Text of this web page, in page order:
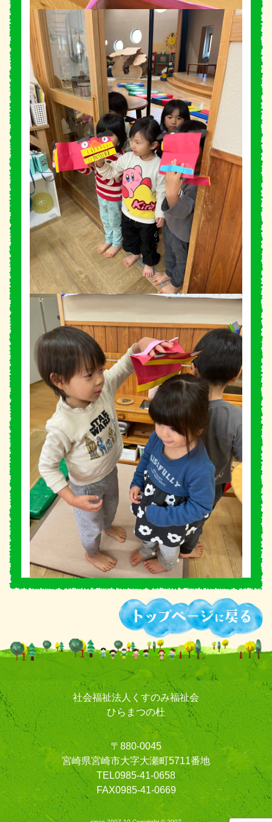
社会福祉法人くすのみ福祉会
ひらまつの杜
〒880-0045
宮崎県宮崎市大字大瀬町5711番地
TEL0985-41-0658
FAX0985-41-0669